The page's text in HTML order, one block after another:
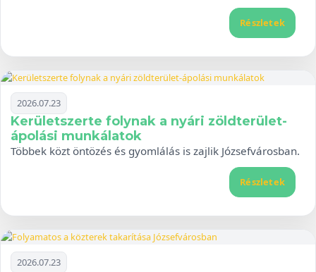
Részletek
2026.07.23
Kerületszerte folynak a nyári zöldterület-
ápolási munkálatok
Többek közt öntözés és gyomlálás is zajlik Józsefvárosban.
Részletek
2026.07.23